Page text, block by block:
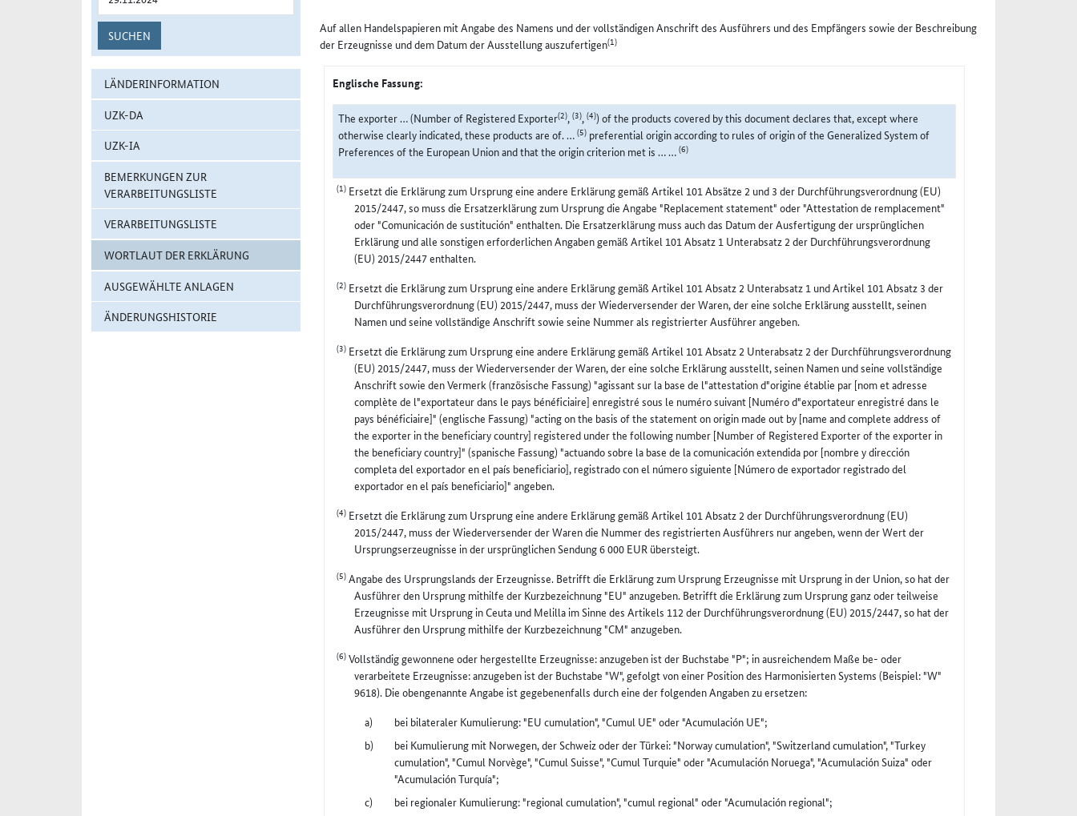
SUCHEN
LÄNDERINFORMATION
UZK-DA
UZK-IA
BEMERKUNGEN ZUR
VERARBEITUNGSLISTE
VERARBEITUNGSLISTE
WORTLAUT DER ERKLÄRUNG
AUSGEWÄHLTE ANLAGEN
ÄNDERUNGSHISTORIE
Auf allen Handelspapieren mit Angabe des Namens und der vollständigen Anschrift des Ausführers und des Empfängers sowie der Beschreibung
der Erzeugnisse und dem Datum der Ausstellung auszufertigen(1)
Englische Fassung:
The exporter … (Number of Registered Exporter(2),(3),(4)) of the products covered by this document declares that, except where
otherwise clearly indicated, these products are of. …(5) preferential origin according to rules of origin of the Generalized System of
Preferences of the European Union and that the origin criterion met is … …(6)
(1) Ersetzt die Erklärung zum Ursprung eine andere Erklärung gemäß Artikel 101 Absätze 2 und 3 der Durchführungsverordnung (EU)
2015/2447, so muss die Ersatzerklärung zum Ursprung die Angabe "Replacement statement" oder "Attestation de remplacement"
oder "Comunicación de sustitución" enthalten. Die Ersatzerklärung muss auch das Datum der Ausfertigung der ursprünglichen
Erklärung und alle sonstigen erforderlichen Angaben gemäß Artikel 101 Absatz 1 Unterabsatz 2 der Durchführungsverordnung
(EU) 2015/2447 enthalten.
(2) Ersetzt die Erklärung zum Ursprung eine andere Erklärung gemäß Artikel 101 Absatz 2 Unterabsatz 1 und Artikel 101 Absatz 3 der
Durchführungsverordnung (EU) 2015/2447, muss der Wiederversender der Waren, der eine solche Erklärung ausstellt, seinen
Namen und seine vollständige Anschrift sowie seine Nummer als registrierter Ausführer angeben.
(3) Ersetzt die Erklärung zum Ursprung eine andere Erklärung gemäß Artikel 101 Absatz 2 Unterabsatz 2 der Durchführungsverordnung
(EU) 2015/2447, muss der Wiederversender der Waren, der eine solche Erklärung ausstellt, seinen Namen und seine vollständige
Anschrift sowie den Vermerk (französische Fassung) "agissant sur la base de l"attestation d"origine établie par [nom et adresse
complète de l"exportateur dans le pays bénéficiaire] enregistré sous le numéro suivant [Numéro d"exportateur enregistré dans le
pays bénéficiaire]" (englische Fassung) "acting on the basis of the statement on origin made out by [name and complete address of
the exporter in the beneficiary country] registered under the following number [Number of Registered Exporter of the exporter in
the beneficiary country]" (spanische Fassung) "actuando sobre la base de la comunicación extendida por [nombre y dirección
completa del exportador en el país beneficiario], registrado con el número siguiente [Número de exportador registrado del
exportador en el país beneficiario]" angeben.
(4) Ersetzt die Erklärung zum Ursprung eine andere Erklärung gemäß Artikel 101 Absatz 2 der Durchführungsverordnung (EU)
2015/2447, muss der Wiederversender der Waren die Nummer des registrierten Ausführers nur angeben, wenn der Wert der
Ursprungserzeugnisse in der ursprünglichen Sendung 6 000 EUR übersteigt.
(5)Angabe des Ursprungslands der Erzeugnisse. Betrifft die Erklärung zum Ursprung Erzeugnisse mit Ursprung in der Union, so hat der
Ausführer den Ursprung mithilfe der Kurzbezeichnung "EU" anzugeben. Betrifft die Erklärung zum Ursprung ganz oder teilweise
Erzeugnisse mit Ursprung in Ceuta und Melilla im Sinne des Artikels 112 der Durchführungsverordnung (EU) 2015/2447, so hat der
Ausführer den Ursprung mithilfe der Kurzbezeichnung "CM" anzugeben.
(6)Vollständig gewonnene oder hergestellte Erzeugnisse: anzugeben ist der Buchstabe "P"; in ausreichendem Maße be- oder
verarbeitete Erzeugnisse: anzugeben ist der Buchstabe "W", gefolgt von einer Position des Harmonisierten Systems (Beispiel: "W"
9618). Die obengenannte Angabe ist gegebenenfalls durch eine der folgenden Angaben zu ersetzen:
bei bilateraler Kumulierung: "EU cumulation", "Cumul UE" oder "Acumulación UE";
bei Kumulierung mit Norwegen, der Schweiz oder der Türkei: "Norway cumulation", "Switzerland cumulation", "Turkey
cumulation", "Cumul Norvège", "Cumul Suisse", "Cumul Turquie" oder "Acumulación Noruega", "Acumulación Suiza" oder
"Acumulación Turquía";
bei regionaler Kumulierung: "regional cumulation", "cumul regional" oder "Acumulación regional";